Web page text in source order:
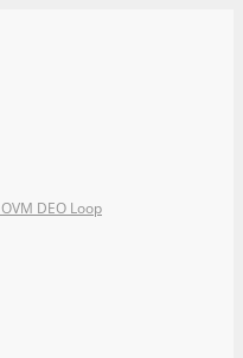
OVM DEO Loop